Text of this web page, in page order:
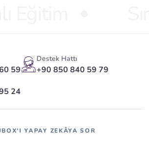
YAPAY ZEKÂYA SOR
59
Destek Hattı
+90 850 840 59 79
24